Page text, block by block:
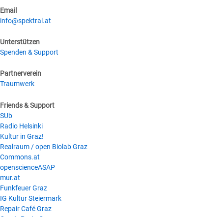
Email
info@spektral.at
Unterstützen
Spenden & Support
Partnerverein
Traumwerk
Friends & Support
SUb
Radio Helsinki
Kultur in Graz!
Realraum / open Biolab Graz
Commons.at
openscienceASAP
mur.at
Funkfeuer Graz
IG Kultur Steiermark
Repair Café Graz